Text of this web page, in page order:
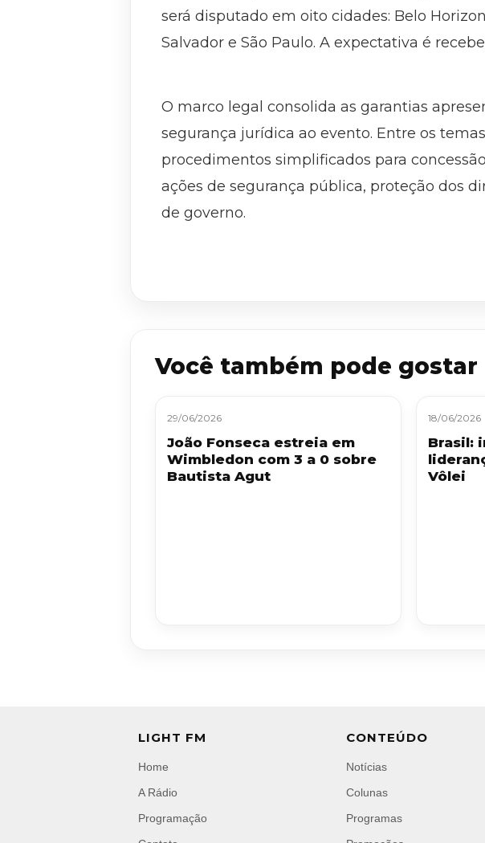
será disputado em oito cidades: Belo
Salvador e São Paulo. A expectativa é
O marco legal consolida as garantias
segurança jurídica ao evento. Entre os
procedimentos simplificados para
ações de segurança pública, proteção dos
de governo.
Você também pode gostar
29/06/2026
João Fonseca estreia em
Wimbledon com 3 a 0 sobre
Bautista Agut
18/06/2026
Brasil:
Vôlei
LIGHT FM
Home
A Rádio
Programação
CONTEÚDO
Notícias
Colunas
Programas